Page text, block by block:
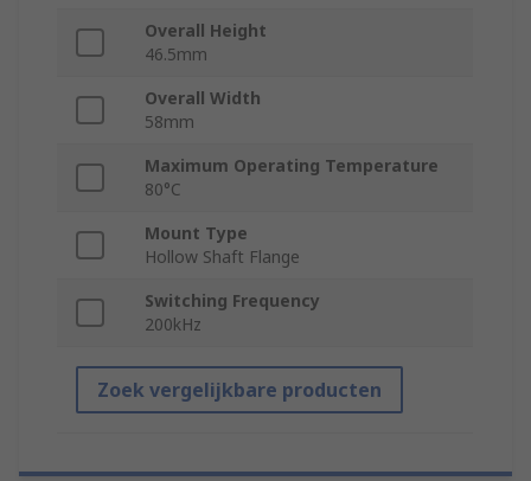
Overall Height
46.5mm
Overall Width
58mm
Maximum Operating Temperature
80°C
Mount Type
Hollow Shaft Flange
Switching Frequency
200kHz
Zoek vergelijkbare producten